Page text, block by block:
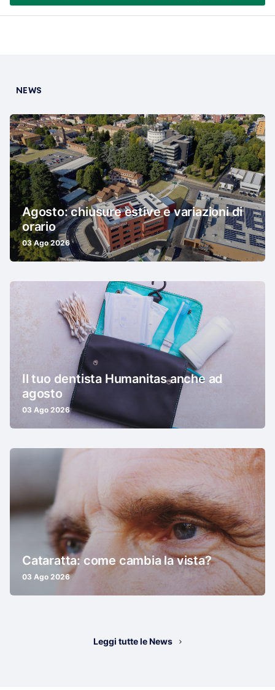
NEWS
Agosto: chiusure estive e variazioni di
orario
03 Ago 2026
Il tuo dentista Humanitas anche ad
agosto
03 Ago 2026
Cataratta: come cambia la vista?
03 Ago 2026
Leggi tutte le News